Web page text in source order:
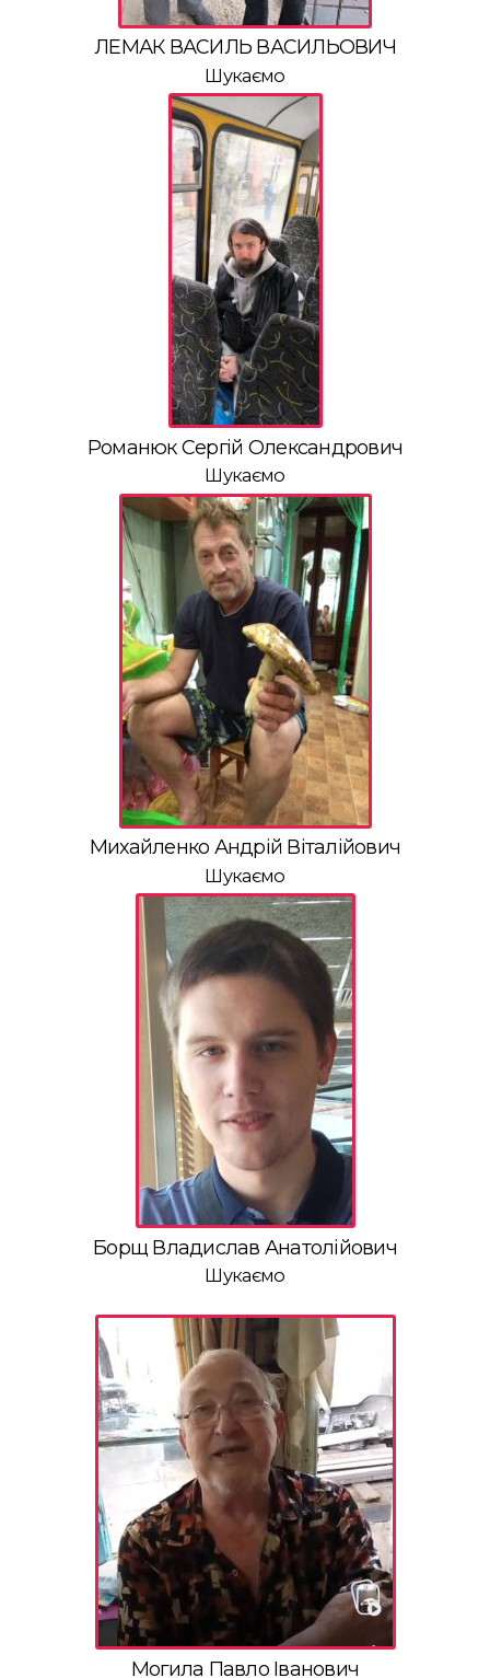
ЛЕМАК ВАСИЛЬ ВАСИЛЬОВИЧ
Шукаємо
Романюк Сергій Олександрович
Шукаємо
Михайленко Андрій Віталійович
Шукаємо
Борщ Владислав Анатолійович
Шукаємо
Могила Павло Іванович